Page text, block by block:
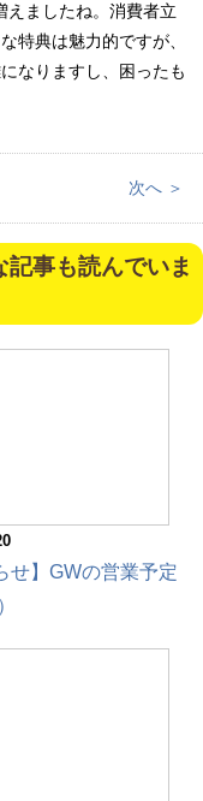
えましたね。消費者立
特典は魅力的ですが、
なりますし、困ったも
次へ ＞
事も読んでいま
せ】GWの営業予定